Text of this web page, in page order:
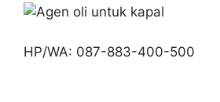
HP/WA: 087-883-400-500